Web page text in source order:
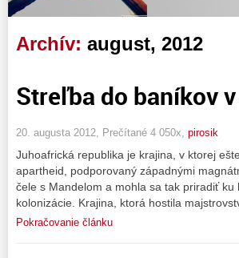
Archív: august, 2012
Streľba do baníkov
20. augusta 2012, Prečítané 4 050x, pirosik
Juhoafrická republika je krajina, v ktorej
apartheid, podporovaný západnými
čele s Mandelom a mohla sa tak priradiť
kolonizácie. Krajina, ktorá hostila
Pokračovanie článku